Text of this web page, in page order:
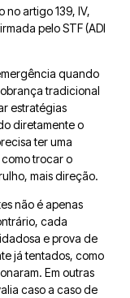
no artigo 139, IV,
pelo STF (ADI
quando
tradicional
estratégias
diretamente o
ter uma
trocar o
mais direção.
não é apenas
cada
e prova de
já tentados, como
Em outras
caso a caso de